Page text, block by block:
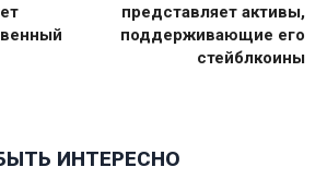
представляет активы,
поддерживающие его
стейблкоины
ИНТЕРЕСНО